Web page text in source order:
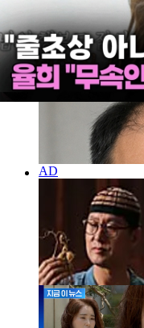
사정없는 칼바람
수" 고백 [지금이